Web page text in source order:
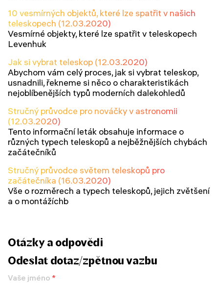
10 vesmírných objektů, které lze spatřit v našich
teleskopech (12.03.2020)
Vesmírné objekty, které lze spatřit v teleskopech
Levenhuk
Jak si vybrat teleskop (12.03.2020)
Abychom vám celý proces, jak si vybrat teleskop,
usnadnili, řekneme si něco o charakteristikách
nejoblíbenějších typů moderních dalekohledů
Stručný průvodce pro nováčky v astronomii
(12.03.2020)
Tento informační leták obsahuje informace o
různých typech teleskopů a nejběžnějších chybách
začátečníků
Stručný průvodce světem teleskopů pro
začátečníka (16.03.2020)
Vše o rozměrech a typech teleskopů, jejich zvětšení
a o montážíchb
Otázky a odpovědi
Odeslat dotaz/zpětnou vazbu
Vaše jméno *